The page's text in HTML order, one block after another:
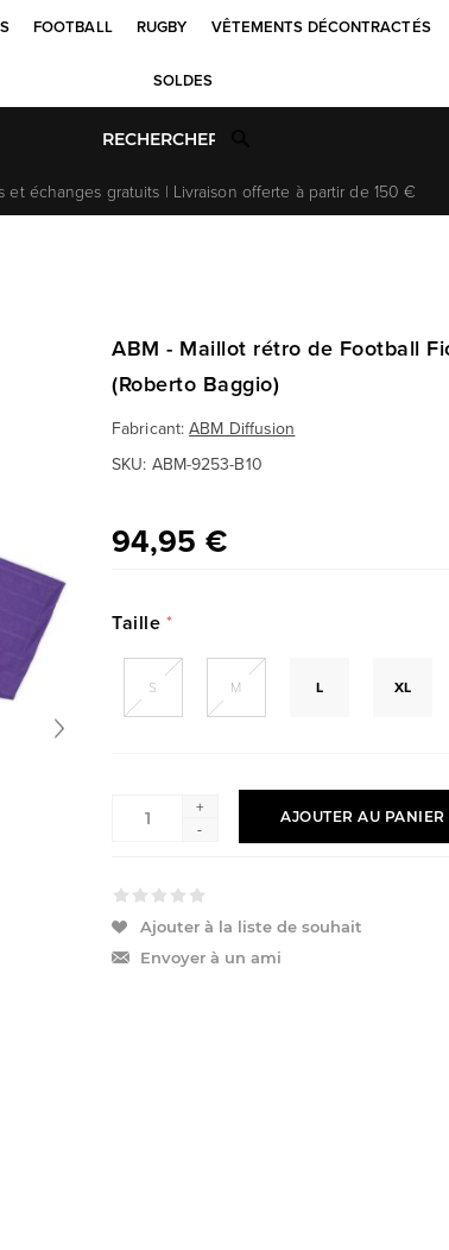
FOOTBALL RUGBY VÊTEMENTS DÉCONTRACTÉS
SOLDES
et échanges gratuits | Livraison offerte à partir de 150 €
ABM - Maillot rétro de Football
(Roberto Baggio)
Fabricant: ABM Diffusion
SKU: ABM-9253-B10
94,95 €
Taille *
S M L XL
+
-
AJOUTER AU PANIER
Ajouter à la liste de souhait
Envoyer à un ami